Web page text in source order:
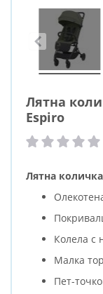
Лятна
Espiro
рейтинг:
Лятна
Колела с
Малка
Пет-